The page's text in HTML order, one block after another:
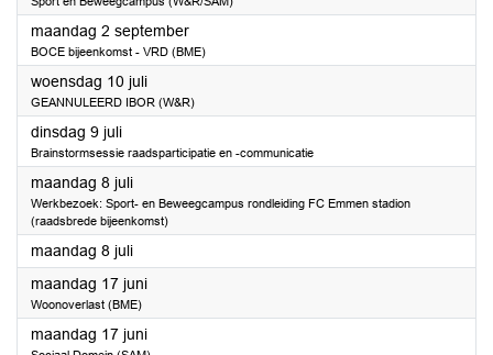
maandag 2 september2024
BOCE bijeenkomst - VRD (BME)
woensdag 10 juli2024
GEANNULEERD IBOR (W&R)
dinsdag 9 juli2024
Brainstormsessie raadsparticipatie en -communicatie
maandag 8 juli2024
Werkbezoek: Sport- en Beweegcampus rondleiding FC Emmen stadion
(raadsbrede bijeenkomst)
maandag 8 juli2024
maandag 17 juni2024
Woonoverlast (BME)
maandag 17 juni2024